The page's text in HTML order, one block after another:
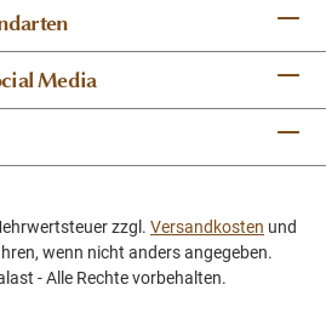
Media
zzgl. Versandkosten und
wenn nicht anders angegeben.
- Alle Rechte vorbehalten.